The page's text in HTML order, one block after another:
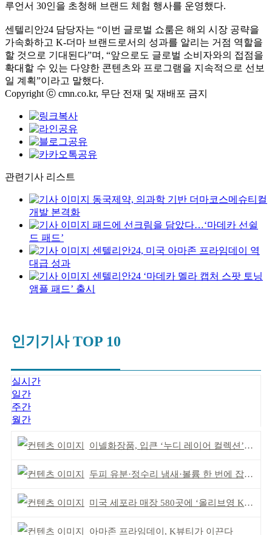
루언서 30인을 초청해 브랜드 체험 행사를 운영했다.
센텔리안24 담당자는 “이번 글로벌 쇼룸은 해외 시장 공략을
가속화하고 K-더마 브랜드로서의 성과를 알리는 거점 역할을
할 것으로 기대된다”며, “앞으로도 글로벌 소비자와의 접점을
확대할 수 있는 다양한 콘텐츠와 프로그램을 지속적으로 선보
일 계획”이라고 말했다.
Copyright ⓒ cmn.co.kr, 무단 전재 및 재배포 금지
관련기사 리스트
동국제약, 의과학 기반 더마코스메슈티컬
개발 본격화
패드에 선크림을 담았다…‘마데카 선쉴
드 패드’
센텔리안24, 미국 아마존 프라임데이 역
대급 성과
센텔리안24 ‘마데카 멜라 캡처 스팟 토닝
앰플 패드’ 출시
인기기사 TOP 10
실시간
일간
주간
월간
이넬화장품, 입큰 ‘누디 레이어 컬렉션’ 출시
두피 유분·정수리 냄새·볼륨 한 번에 잡는다
미국 세포라 매장 580곳에 ‘올리브영 K뷰티에딧’ 론칭
아마존 프라임데이, K뷰티가 이끈다